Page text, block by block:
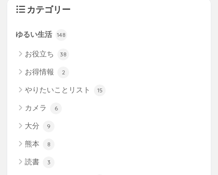
カテゴリー
ゆるい生活 148
お役立ち 38
お得情報 2
やりたいことリスト 15
カメラ 6
大分 9
熊本 8
読書 3